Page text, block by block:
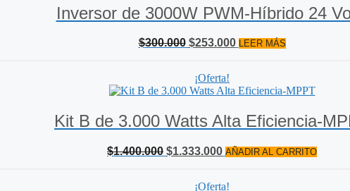
Inversor de 3000W PWM-Híbrido 24
$300.000 El
era:
$300.000.
$253.000El
$253.000.
LEER MÁS
¡Oferta!
Kit B de 3.000 Watts Alta Eficiencia-
$1.400.000 El
$1.333.000El
AÑADIR AL CARRITO
¡Oferta!